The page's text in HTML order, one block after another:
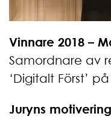
Vinnare 2018 –
Samordnare av
‘Digitalt Först’
Juryns